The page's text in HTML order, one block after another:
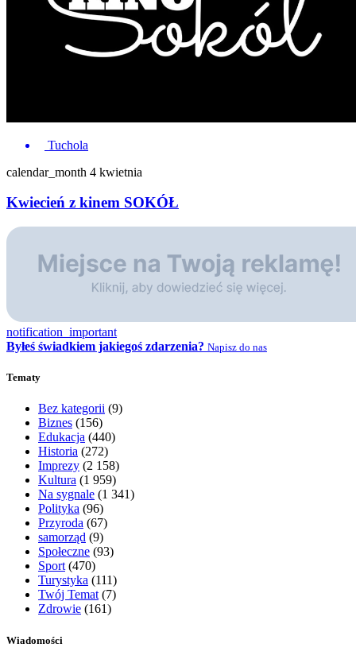
Tuchola
calendar_month 4 kwietnia
Kwiecień z kinem SOKÓŁ
notification_important
Byłeś świadkiem jakiegoś zdarzenia? Napisz do nas
Tematy
Bez kategorii (9)
Biznes (156)
Edukacja (440)
Historia (272)
Imprezy (2 158)
Kultura (1 959)
Na sygnale (1 341)
Polityka (96)
Przyroda (67)
samorząd (9)
Społeczne (93)
Sport(470)
Turystyka (111)
Twój Temat(7)
Zdrowie (161)
Wiadomości